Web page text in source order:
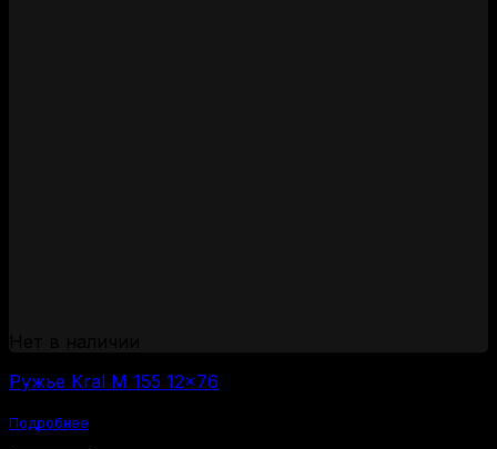
Ружье Kral M 155 12×76
Подробнее